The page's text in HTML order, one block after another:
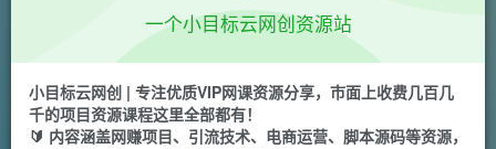
会员免费 正文
宝妈IP轻创营第三期，人人都能抓住的流量风口
一个小目标云网创
2年前发布
一个小目标云网创资源站
小目标云网创 | 专注优质VIP网课资源分享，市面上收费几百几
千的项目资源课程这里全部都有！
🔰 内容涵盖网赚项目、引流技术、电商运营、脚本源码等资源，